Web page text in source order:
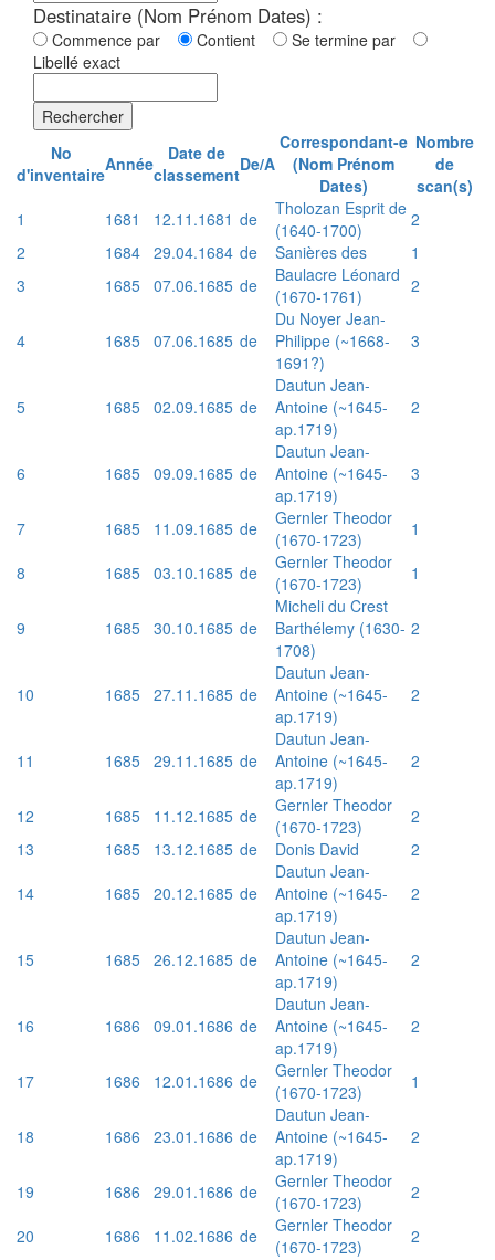
Destinataire (Nom Prénom Dates) :
Commence par Contient
Se termine par
Libellé exact
Rechercher
No
d'inventaireAnnée
Date de
classementDe/A
Correspondant-e
(Nom Prénom
Dates)
Nombre
de
scan(s)
1
1681 12.11.1681 de
Tholozan Esprit de
(1640-1700)
2
2
1684 29.04.1684 de Sanières des
1
3
1685 07.06.1685 de
Baulacre Léonard
(1670-1761)
2
4 1685 07.06.1685 de
Du Noyer Jean-
Philippe (~1668-
1691?)
3
5 1685 02.09.1685 de
Dautun Jean-
Antoine (~1645-
ap.1719)
2
6 1685 09.09.1685 de
Dautun Jean-
Antoine (~1645-
ap.1719)
3
7 1685 11.09.1685 de
Gernler Theodor
(1670-1723)
1
8
1685 03.10.1685 de
Gernler Theodor
(1670-1723)
1
9 1685 30.10.1685 de
Micheli du Crest
Barthélemy (1630-
1708)
2
10 1685 27.11.1685 de
Dautun Jean-
Antoine (~1645-
ap.1719)
2
11 1685 29.11.1685 de
Dautun Jean-
Antoine (~1645-
ap.1719)
2
12 1685 11.12.1685 de
Gernler Theodor
(1670-1723)
2
13
1685 13.12.1685 de Donis David
2
14
1685 20.12.1685 de
Dautun Jean-
Antoine (~1645-
ap.1719)
2
15 1685 26.12.1685 de
Dautun Jean-
Antoine (~1645-
ap.1719)
2
16 1686 09.01.1686 de
Dautun Jean-
Antoine (~1645-
ap.1719)
2
17 1686 12.01.1686 de
Gernler Theodor
(1670-1723)
1
18 1686 23.01.1686 de
Dautun Jean-
Antoine (~1645-
ap.1719)
2
19 1686 29.01.1686 de
Gernler Theodor
(1670-1723)
2
20
1686 11.02.1686 de
Gernler Theodor
(1670-1723)
2